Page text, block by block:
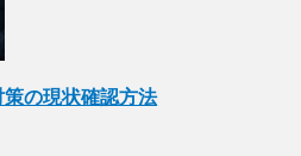
の現状確認方法